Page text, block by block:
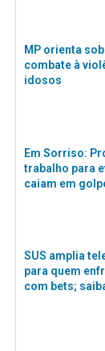
MP orienta
combate à
idosos
Em Sorriso:
trabalho para
caiam em
SUS amplia
para quem
com bets;